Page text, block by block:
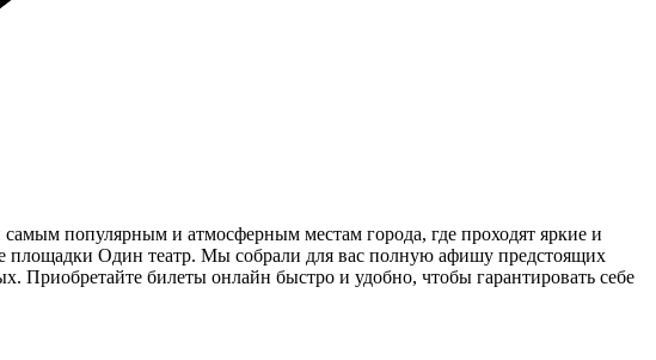
популярным и атмосферным местам города, где проходят яркие и
площадки Один театр. Мы собрали для вас полную афишу предстоящих
Приобретайте билеты онлайн быстро и удобно, чтобы гарантировать себе